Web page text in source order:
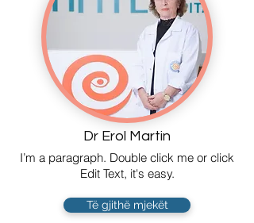
Dr Erol Martin
I’m a paragraph. Double click me or click
Edit Text, it's easy.
Të gjithë mjekët